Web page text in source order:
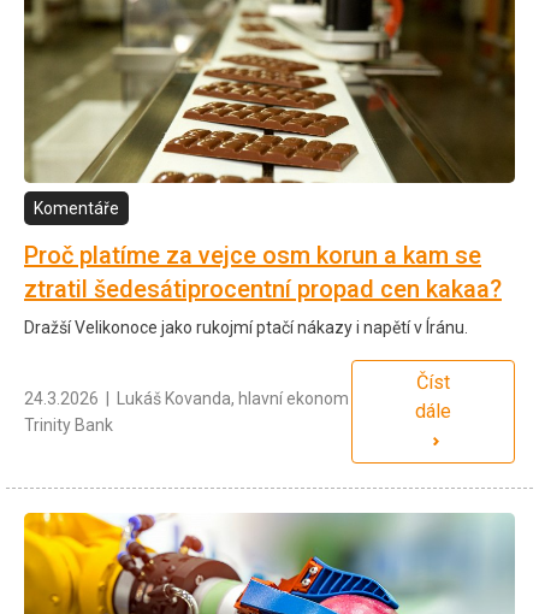
Komentáře
Proč platíme za vejce osm korun a kam se
ztratil šedesátiprocentní propad cen kakaa?
Dražší Velikonoce jako rukojmí ptačí nákazy i napětí v Íránu.
24.3.2026 | Lukáš Kovanda, hlavní ekonom
Trinity Bank
Číst
dále